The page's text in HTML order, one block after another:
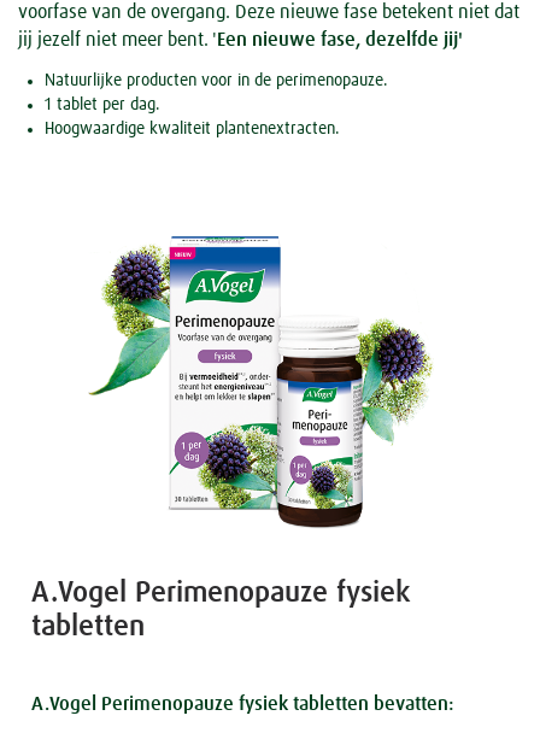
voorfase van de overgang. Deze nieuwe fase betekent niet dat
jij jezelf niet meer bent. ' Een nieuwe fase, dezelfde jij'
Natuurlijke producten voor in de perimenopauze.
1 tablet per dag.
Hoogwaardige kwaliteit plantenextracten.
A.Vogel Perimenopauze fysiek
tabletten
A.Vogel Perimenopauze fysiek tabletten bevatten: